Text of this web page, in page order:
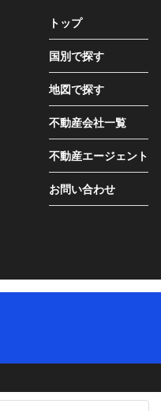
トップ
国別で探す
地図で探す
不動産会社一覧
不動産エージェント
お問い合わせ